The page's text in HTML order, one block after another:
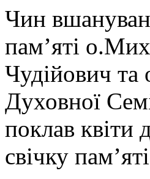
Чин
пам’яті
Чудійович
Духовної
поклав
свічку